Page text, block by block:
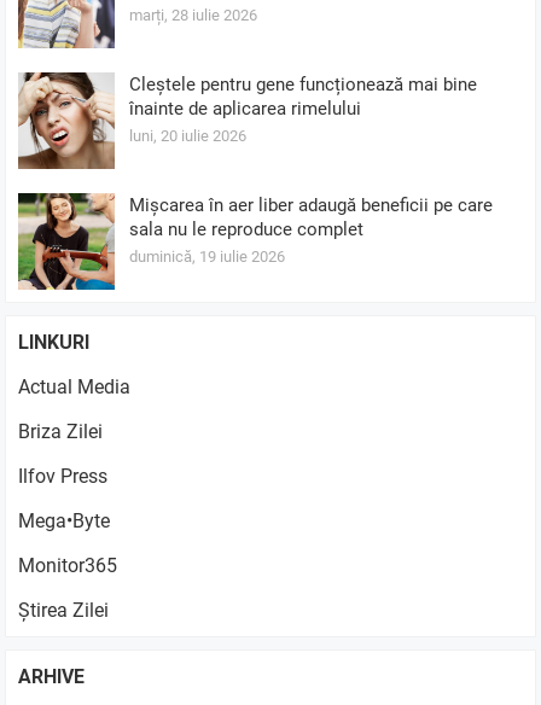
marți, 28 iulie 2026
Cleștele pentru gene funcționează mai bine
înainte de aplicarea rimelului
luni, 20 iulie 2026
Mișcarea în aer liber adaugă beneficii pe care
sala nu le reproduce complet
duminică, 19 iulie 2026
LINKURI
Actual Media
Briza Zilei
Ilfov Press
Mega•Byte
Monitor365
Știrea Zilei
ARHIVE